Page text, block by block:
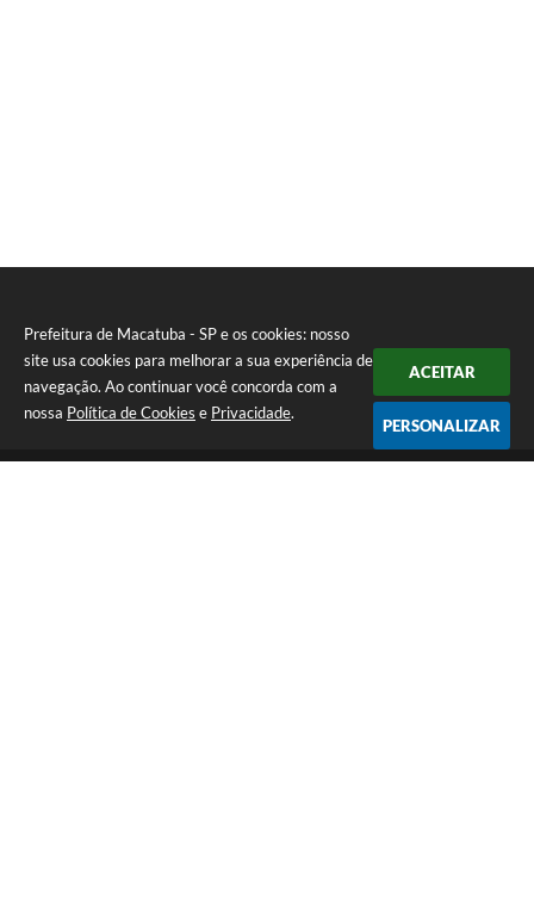
Prefeitura de Macatuba - SP e os cookies: nosso
site usa cookies para melhorar a sua experiência de
navegação. Ao continuar você concorda com a
nossa Política de Cookies e Privacidade.
ACEITAR
PERSONALIZAR